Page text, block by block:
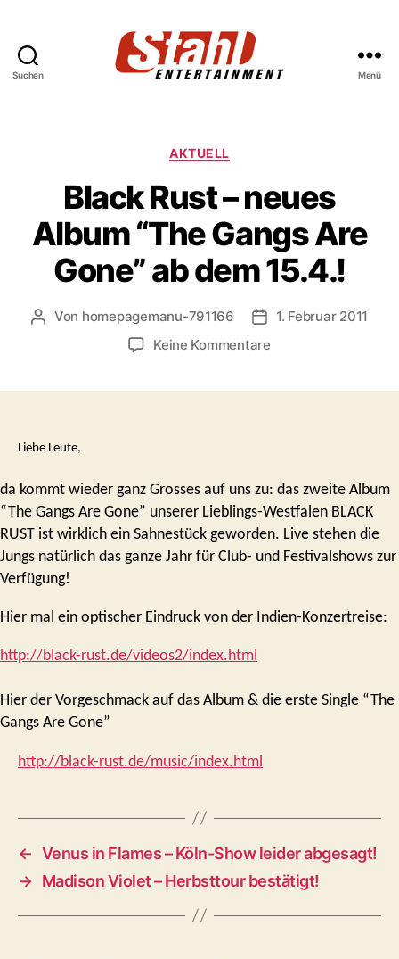
Suchen Menü
Kategorien
AKTUELL
Black Rust – neues
Album “The Gangs Are
Gone” ab dem 15.4.!
Beitragsautor
Von homepagemanu-791166
1. Februar 2011
Keine Kommentarezu
Gangs
Gone”
ab
dem
Liebe Leute,
da kommt wieder ganz Grosses auf uns zu: das zweite Album
“The Gangs Are Gone” unserer Lieblings-Westfalen BLACK
RUST ist wirklich ein Sahnestück geworden. Live stehen die
Jungs natürlich das ganze Jahr für Club- und Festivalshows zur
Verfügung!
Hier mal ein optischer Eindruck von der Indien-Konzertreise:
http://black-rust.de/videos2/index.html
Hier der Vorgeschmack auf das Album & die erste Single “The
Gangs Are Gone”
http://black-rust.de/music/index.html
← Venus in Flames – Köln-Show leider abgesagt!
→ Madison Violet – Herbsttour bestätigt!